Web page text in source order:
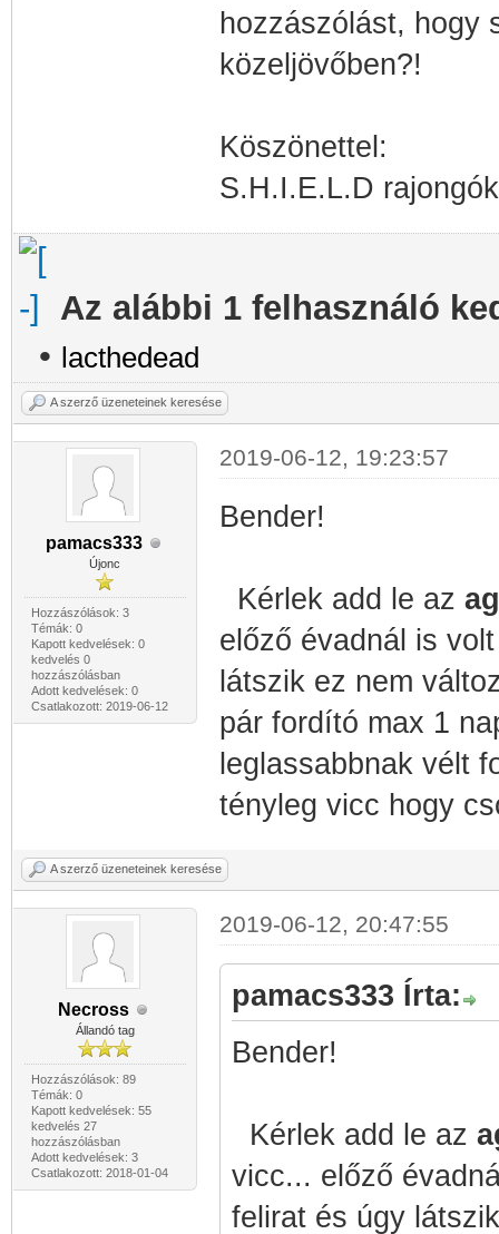
hozzászólást, hogy
közeljövőben?!
Köszönettel:
S.H.I.E.L.D
Az alábbi 1 felhasználó
• lacthedead
A szerző üzeneteinek keresése
pamacs333
Újonc
Hozzászólások: 3
Témák: 0
Kapott kedvelések: 0
kedvelés 0
hozzászólásban
Adott kedvelések: 0
Csatlakozott: 2019-06-12
2019-06-12, 19:23:57
Bender!
Kérlek add le az
előző évadnál is
látszik ez nem
pár fordító max 1
leglassabbnak vélt
tényleg vicc hogy
A szerző üzeneteinek keresése
Necross
Állandó tag
Hozzászólások: 89
Témák: 0
Kapott kedvelések: 55
kedvelés 27
hozzászólásban
Adott kedvelések: 3
Csatlakozott: 2018-01-04
2019-06-12, 20:47:55
pamacs333 Írta:
Bender!
Kérlek add le az
vicc... előző
felirat és úgy